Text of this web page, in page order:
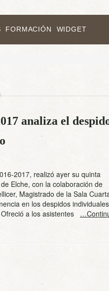
FORMACIÓN WIDGET
analiza el
2017, realizó ayer su quinta
Elche, con la colaboración de
Magistrado de la Sala
en los despidos individuales
a los asistentes